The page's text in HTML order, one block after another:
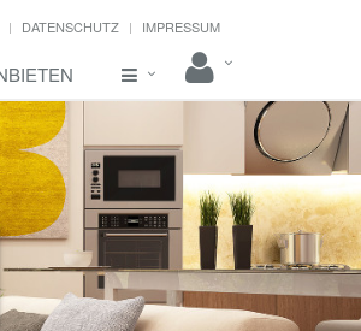
DATENSCHUTZ IMPRESSUM